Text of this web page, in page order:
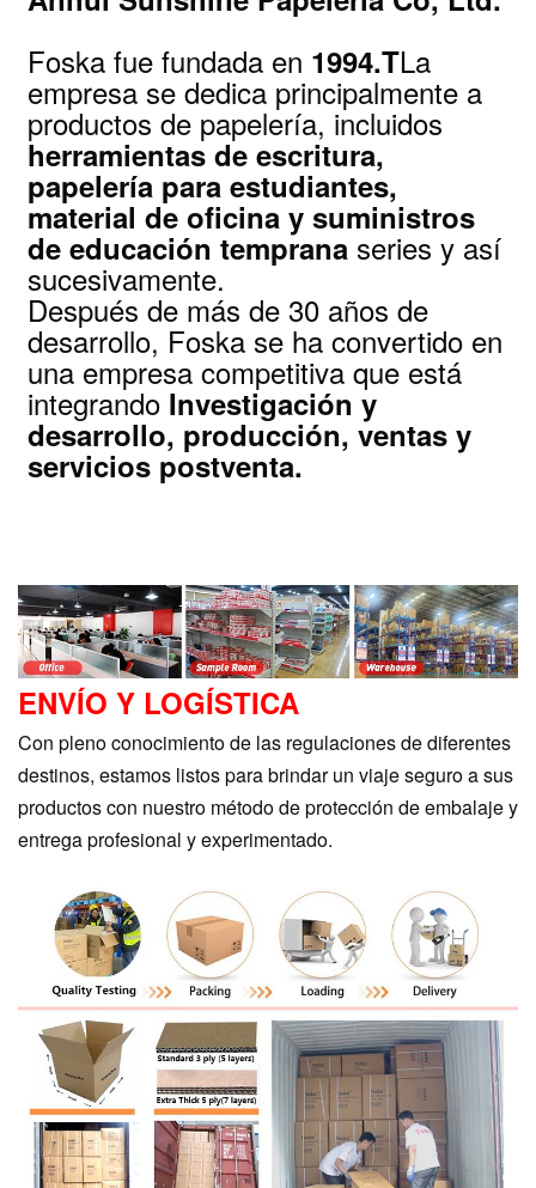
Foska fue fundada en 1994.TLa
empresa se dedica principalmente a
productos de papelería, incluidos
herramientas de escritura,
papelería para estudiantes,
material de oficina y suministros
de educación temprana series y así
sucesivamente.
Después de más de 30 años de
desarrollo, Foska se ha convertido en
una empresa competitiva que está
integrando Investigación y
desarrollo, producción, ventas y
servicios postventa.
ENVÍO Y LOGÍSTICA
Con pleno conocimiento de las regulaciones de diferentes
destinos, estamos listos para brindar un viaje seguro a sus
productos con nuestro método de protección de embalaje y
entrega profesional y experimentado.